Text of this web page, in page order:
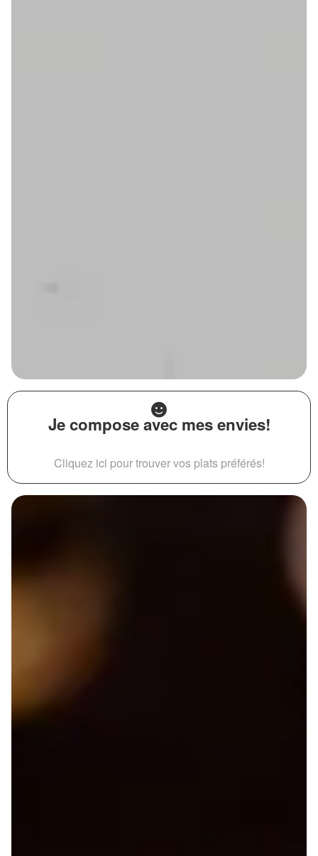
Je compose avec mes envies!
Cliquez ici pour trouver vos plats préférés!